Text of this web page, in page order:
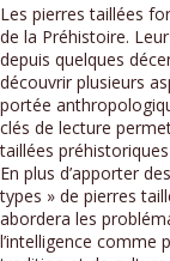
Les pierres taillées
de la Préhistoire.
depuis quelques
découvrir plusieurs
portée
clés de lecture
taillées
En plus d’apporter
types » de pierres
abordera les
l’intelligence comme